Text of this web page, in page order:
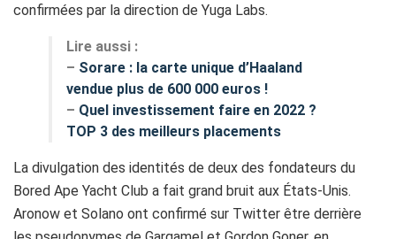
confirmées par la direction de Yuga Labs.
Lire aussi :
– Sorare : la carte unique d’Haaland
vendue plus de 600 000 euros !
– Quel investissement faire en 2022 ?
TOP 3 des meilleurs placements
La divulgation des identités de deux des fondateurs du
Bored Ape Yacht Club a fait grand bruit aux États-Unis.
Aronow et Solano ont confirmé sur Twitter être derrière